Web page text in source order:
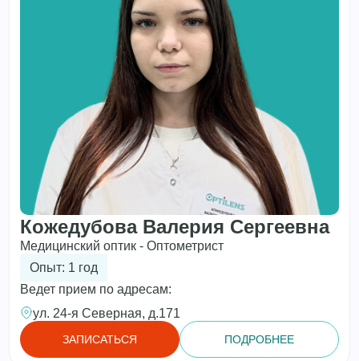
Кожедубова Валерия Сергеевна
Медицинский оптик - Оптометрист
Опыт: 1 год
Ведет прием по адресам:
ул. 24-я Северная, д.171
ЗАПИСАТЬСЯ ПОДРОБНЕЕ